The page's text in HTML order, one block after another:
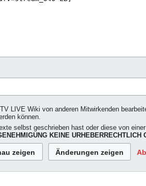
LIVE Wiki von anderen Mitwirkenden
können.
selbst geschrieben hast oder diese von
KEINE URHEBERRECHTLICH